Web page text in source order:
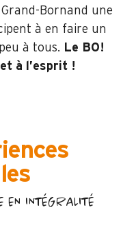
Bornand une
à en faire un
à tous. Le BO!
à l’esprit !
INTÉGRALITÉ